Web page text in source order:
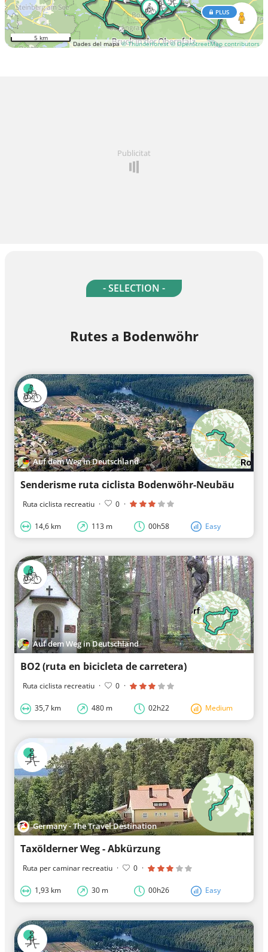
Dades del mapa© Thunderforest © OpenStreetMap contributors
PLUS
5 km
Publicitat
- SELECTION -
Rutes a Bodenwöhr
Auf dem Weg in Deutschland
Senderisme ruta ciclista Bodenwöhr-Neubäu
Ruta ciclista recreatiu · 0 ·
14,6 km 113 m 00h58 Easy
Auf dem Weg in Deutschland
BO2 (ruta en bicicleta de carretera)
Ruta ciclista recreatiu · 0 ·
35,7 km 480 m 02h22 Medium
Germany - The Travel Destination
Taxölderner Weg - Abkürzung
Ruta per caminar recreatiu · 0 ·
1,93 km 30 m 00h26 Easy